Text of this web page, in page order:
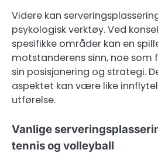
Videre kan
psykologisk verktøy. Ved
spesifikke områder kan en
motstanderens sinn, noe som
sin posisjonering og strategi.
aspektet kan være like
utførelse.
Vanlige
tennis og volleyball